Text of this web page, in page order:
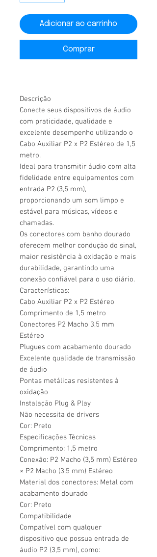
Adicionar ao carrinho
Comprar
Descrição
Conecte seus dispositivos de áudio
com praticidade, qualidade e
excelente desempenho utilizando o
Cabo Auxiliar P2 x P2 Estéreo de 1,5
metro.
Ideal para transmitir áudio com alta
fidelidade entre equipamentos com
entrada P2 (3,5 mm),
proporcionando um som limpo e
estável para músicas, vídeos e
chamadas.
Os conectores com banho dourado
oferecem melhor condução do sinal,
maior resistência à oxidação e mais
durabilidade, garantindo uma
conexão confiável para o uso diário.
Características:
Cabo Auxiliar P2 x P2 Estéreo
Comprimento de 1,5 metro
Conectores P2 Macho 3,5 mm
Estéreo
Plugues com acabamento dourado
Excelente qualidade de transmissão
de áudio
Pontas metálicas resistentes à
oxidação
Instalação Plug & Play
Não necessita de drivers
Cor: Preto
Especificações Técnicas
Comprimento: 1,5 metro
Conexão: P2 Macho (3,5 mm) Estéreo
× P2 Macho (3,5 mm) Estéreo
Material dos conectores: Metal com
acabamento dourado
Cor: Preto
Compatibilidade
Compatível com qualquer
dispositivo que possua entrada de
áudio P2 (3,5 mm), como: